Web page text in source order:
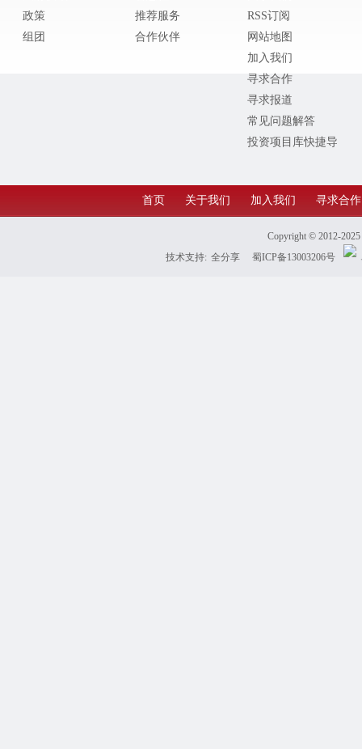
政策
组团
推荐服务
合作伙伴
RSS订阅
网站地图
加入我们
寻求合作
寻求报道
常见问题解答
投资项目库快捷导
首页 关于我们 加入我们 寻求合作
Copyright © 2012-2025
技术支持: 全分享 蜀ICP备13003206号